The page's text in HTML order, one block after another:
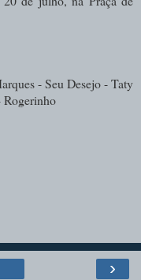
- Seu Desejo - Taty
Rogerinho
›